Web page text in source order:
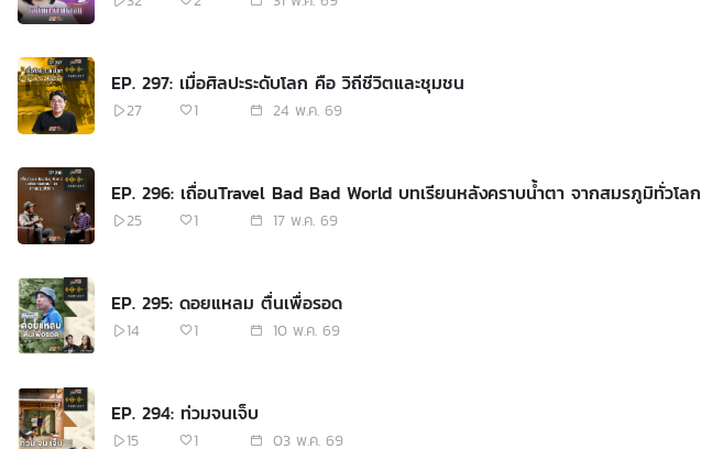
EP. 297: เมื่อศิลปะระดับโลก คือ วิถีชีวิตและชุมชน
27 1 24 พ.ค. 69
EP. 296: เถื่อนTravel Bad Bad World บทเรียนหลังคราบน้ำตา จากสมรภูมิทั่วโลก
25 1 17 พ.ค. 69
EP. 295: ดอยแหลม ตื่นเพื่อรอด
14 1 10 พ.ค. 69
EP. 294: ท่วมจนเจ็บ
15 1 03 พ.ค. 69